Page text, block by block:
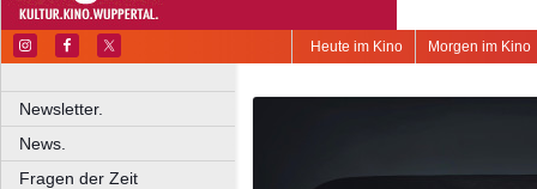
Morgen im Kino
Heute im Kino
Newsletter.
News.
Fragen der Zeit